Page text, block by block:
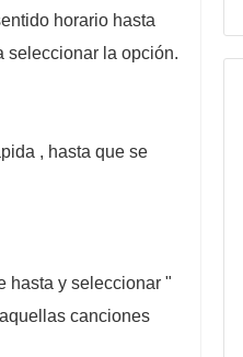
horario hasta
seleccionar la opción.
, hasta que se
hasta y seleccionar "
canciones